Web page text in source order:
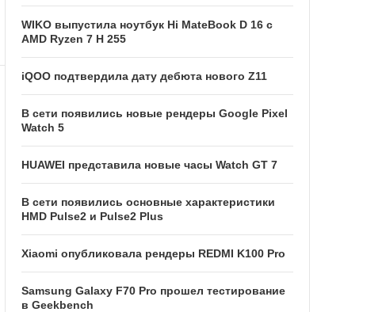
WIKO выпустила ноутбук Hi MateBook D 16 с
AMD Ryzen 7 H 255
iQOO подтвердила дату дебюта нового Z11
В сети появились новые рендеры Google Pixel
Watch 5
HUAWEI представила новые часы Watch GT 7
В сети появились основные характеристики
HMD Pulse2 и Pulse2 Plus
Xiaomi опубликовала рендеры REDMI K100 Pro
Samsung Galaxy F70 Pro прошел тестирование
в Geekbench